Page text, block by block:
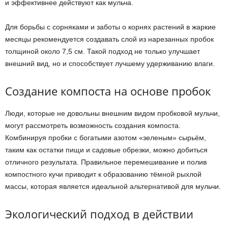
и эффективнее действуют как мульча.
Для борьбы с сорняками и заботы о корнях растений в жаркие
месяцы рекомендуется создавать слой из нарезанных пробок
толщиной около 7,5 см. Такой подход не только улучшает
внешний вид, но и способствует лучшему удерживанию влаги.
Создание компоста на основе пробок
Люди, которые не довольны внешним видом пробковой мульчи,
могут рассмотреть возможность создания компоста.
Комбинируя пробки с богатыми азотом «зеленым» сырьём,
таким как остатки пищи и садовые обрезки, можно добиться
отличного результата. Правильное перемешивание и полив
компостного кучи приводит к образованию тёмной рыхлой
массы, которая является идеальной альтернативой для мульчи.
Экологический подход в действии